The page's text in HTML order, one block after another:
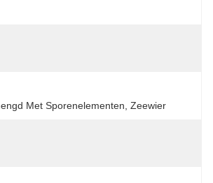
Met Sporenelementen, Zeewier